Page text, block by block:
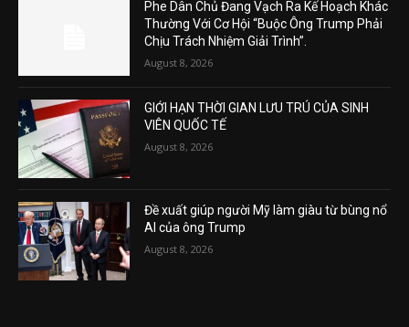
Phe Dân Chủ Đang Vạch Ra Kế Hoạch Khác
Thường Với Cơ Hội “Buộc Ông Trump Phải
Chịu Trách Nhiệm Giải Trình”.
August 8, 2026
GIỚI HẠN THỜI GIAN LƯU TRÚ CỦA SINH
VIÊN QUỐC TẾ
August 8, 2026
Đề xuất giúp người Mỹ làm giàu từ bùng nổ
AI của ông Trump
August 8, 2026